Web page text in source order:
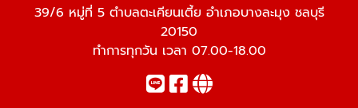
39/6 หมู่ที่ 5 ตำบลตะเคียนเตี้ย อำเภอบางละมุง ชลบุรี
20150
ทำการทุกวัน เวลา 07.00-18.00